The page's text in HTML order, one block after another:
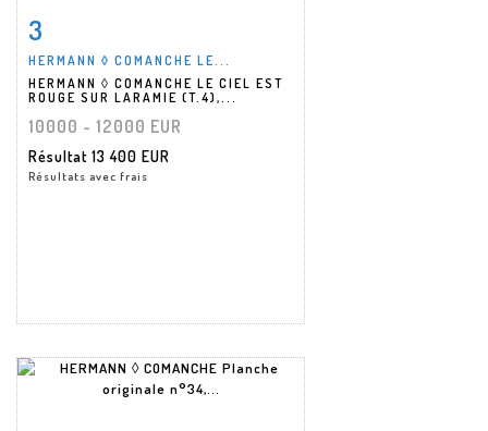
3
HERMANN ◊ COMANCHE LE...
HERMANN ◊ COMANCHE LE CIEL EST
ROUGE SUR LARAMIE (T.4),...
10000 - 12000 EUR
Résultat 13 400 EUR
Résultats avec frais